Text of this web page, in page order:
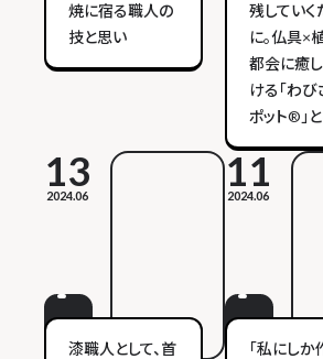
焼に宿る職人の
技と思い
残していく
に。仏具×
都会に癒
ける「わび
ポット®」
13
2024.06
漆職人として、首
11
2024.06
「私にしか